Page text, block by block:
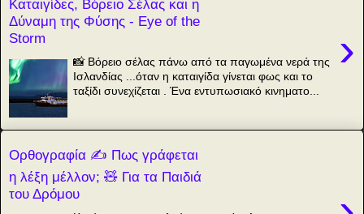
Καταιγίδες, Βόρειο Σέλας και η
Δύναμη της Φύσης - Eye of the
Storm
›
📸 Βόρειο σέλας πάνω από τα παγωμένα νερά της
Ισλανδίας ...όταν η καταιγίδα γίνεται φως και το
ταξίδι συνεχίζεται . Ένα εντυπωσιακό κινηματο...
Ορθογραφία ✍️ Πως γράφεται
η λέξη μέλλον; 🧸 Για τα Παιδιά
του Δρόμου